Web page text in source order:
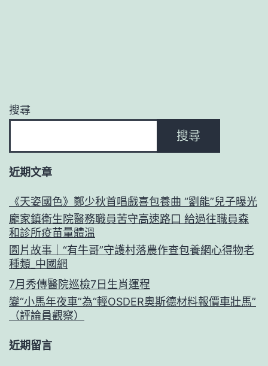
搜尋
搜尋
近期文章
《天姿國色》鄭少秋首唱戲喜包養曲 “劉能”兒子曝光
龐家鎮衛生院醫務職員苦守高速路口 給過往職員森
和診所疫苗量體溫
圖片故事｜“有牛哥”守護村落農作查包養網心得物老
種類_中國網
7月秀傳醫院巡檢7日生肖運程
變“小馬年夜車”為“輕OSDER奧斯德材料報價車壯馬”
（評論員觀察）
近期留言